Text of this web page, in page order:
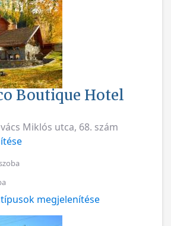
Boutique Hotel
Miklós utca, 68. szám
megjelenítése